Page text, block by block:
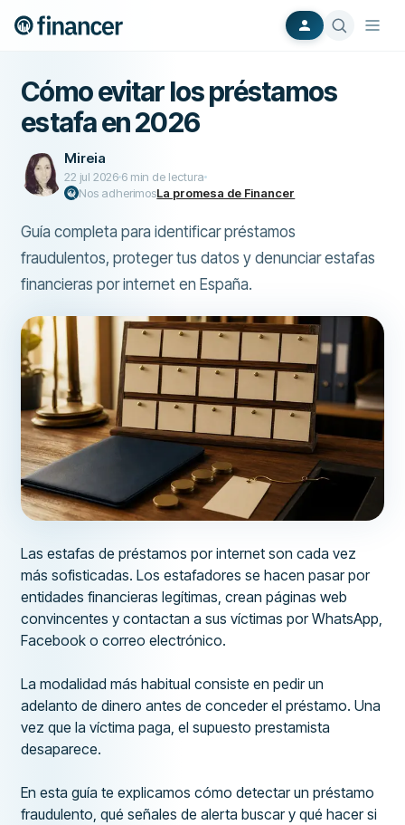
Cómo evitar los préstamos
estafa en 2026
Mireia
22 jul 2026 6 min de lectura
Nos adherimosLa promesa de Financer
Guía completa para identificar préstamos
fraudulentos, proteger tus datos y denunciar estafas
financieras por internet en España.
Las estafas de préstamos por internet son cada vez
más sofisticadas. Los estafadores se hacen pasar por
entidades financieras legítimas, crean páginas web
convincentes y contactan a sus víctimas por WhatsApp,
Facebook o correo electrónico.
La modalidad más habitual consiste en pedir un
adelanto de dinero antes de conceder el préstamo. Una
vez que la víctima paga, el supuesto prestamista
desaparece.
En esta guía te explicamos cómo detectar un préstamo
fraudulento, qué señales de alerta buscar y qué hacer si